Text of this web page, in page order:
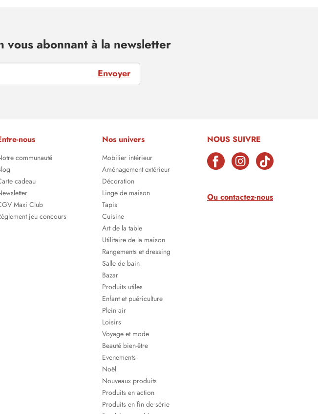
abonnant à la newsletter
Envoyer
nous
communauté
cadeau
Maxi Club
jeu concours
Nos univers
Mobilier intérieur
Aménagement extérieur
Décoration
Linge de maison
Tapis
Cuisine
Art de la table
Utilitaire de la maison
Rangements et dressing
Salle de bain
Bazar
Produits utiles
Enfant et puériculture
Plein air
Loisirs
Voyage et mode
Beauté bien-être
Evenements
Noël
Nouveaux produits
Produits en action
Produits en fin de série
NOUS SUIVRE
Ou contactez-nous